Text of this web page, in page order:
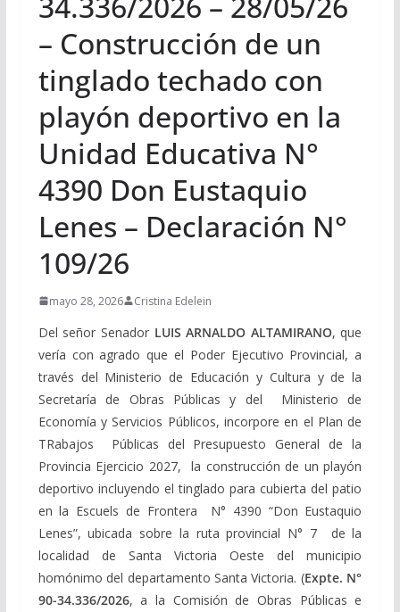
– Construcción de un
tinglado techado con
playón deportivo en la
Unidad Educativa N°
4390 Don Eustaquio
Lenes – Declaración N°
109/26
mayo 28, 2026 Cristina Edelein
Del señor Senador LUIS ARNALDO ALTAMIRANO, que
vería con agrado que el Poder Ejecutivo Provincial, a
través del Ministerio de Educación y Cultura y de la
Secretaría de Obras Públicas y del Ministerio de
Economía y Servicios Públicos, incorpore en el Plan de
TRabajos Públicas del Presupuesto General de la
Provincia Ejercicio 2027, la construcción de un playón
deportivo incluyendo el tinglado para cubierta del patio
en la Escuels de Frontera N° 4390 “Don Eustaquio
Lenes”, ubicada sobre la ruta provincial N° 7 de la
localidad de Santa Victoria Oeste del municipio
homónimo del departamento Santa Victoria. (Expte. N°
90-34.336/2026, a la Comisión de Obras Públicas e